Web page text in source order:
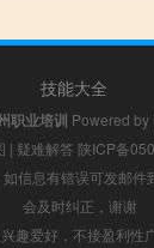
技能大全
职业培训 Powered by
| 疑难解答 陕ICP备
信息有错误可发邮
会及时纠正，谢谢
趣爱好，不接盈利性